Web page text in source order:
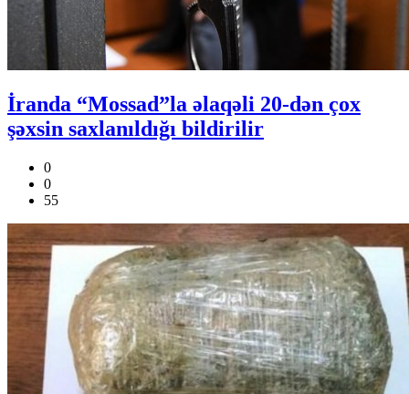
İranda “Mossad”la əlaqəli 20-dən çox
şəxsin saxlanıldığı bildirilir
0
0
55